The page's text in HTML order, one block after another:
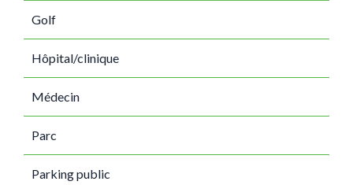
Golf
Hôpital/clinique
Médecin
Parc
Parking public